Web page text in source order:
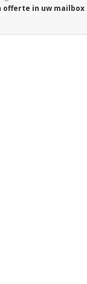
offerte in uw mailbox